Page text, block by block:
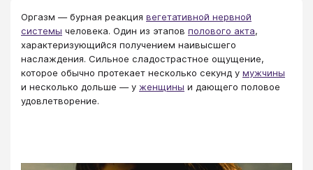
Оргазм — бурная реакция вегетативной нервной
системы человека. Один из этапов полового акта,
характеризующийся получением наивысшего
наслаждения. Сильное сладострастное ощущение,
которое обычно протекает несколько секунд у мужчины
и несколько дольше — у женщины и дающего половое
удовлетворение.